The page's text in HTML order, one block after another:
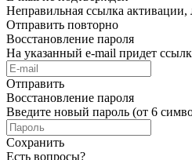
Неправильная ссылка активации,
Отправить повторно
Восстановление пароля
На указанный e-mail придет
Отправить
Восстановление пароля
Введите новый пароль (от 6
Сохранить
Есть вопросы?